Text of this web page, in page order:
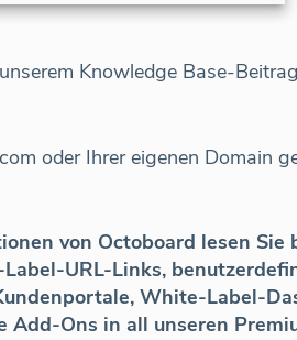
Knowledge Base-
oder Ihrer eigenen Domain
von Octoboard lesen Sie
URL-Links,
White-Label-
Ons in all unseren